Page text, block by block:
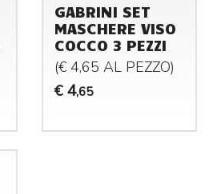
GABRINI SET
MASCHERE VISO
COCCO 3 PEZZI
(€ 4,65 AL PEZZO)
€ 4,65